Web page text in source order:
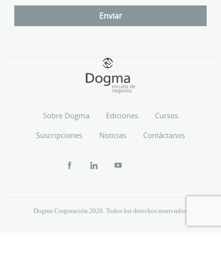
Sobre Dogma Ediciones
Cursos
Suscripciones
Noticias Contáctanos
Dogma Corporación 2020. Todos los derechos reservados.